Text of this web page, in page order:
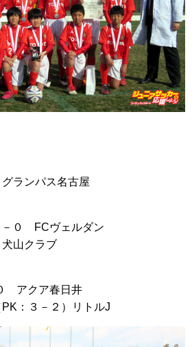
ランパス名古屋
０ FCヴェルダン
山クラブ
アクア春日井
：３－２）リトルJ